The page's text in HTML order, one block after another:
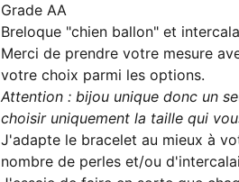
Grade AA
Breloque "chien ballon" et
Merci de prendre votre mesure
votre choix parmi les options.
Attention : bijou unique donc un
choisir uniquement la taille qui
J'adapte le bracelet au mieux à
nombre de perles et/ou